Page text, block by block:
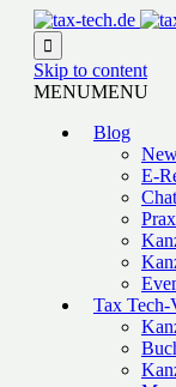

Skip to content
MENUMENU
Blog
E-
Tax Tech-